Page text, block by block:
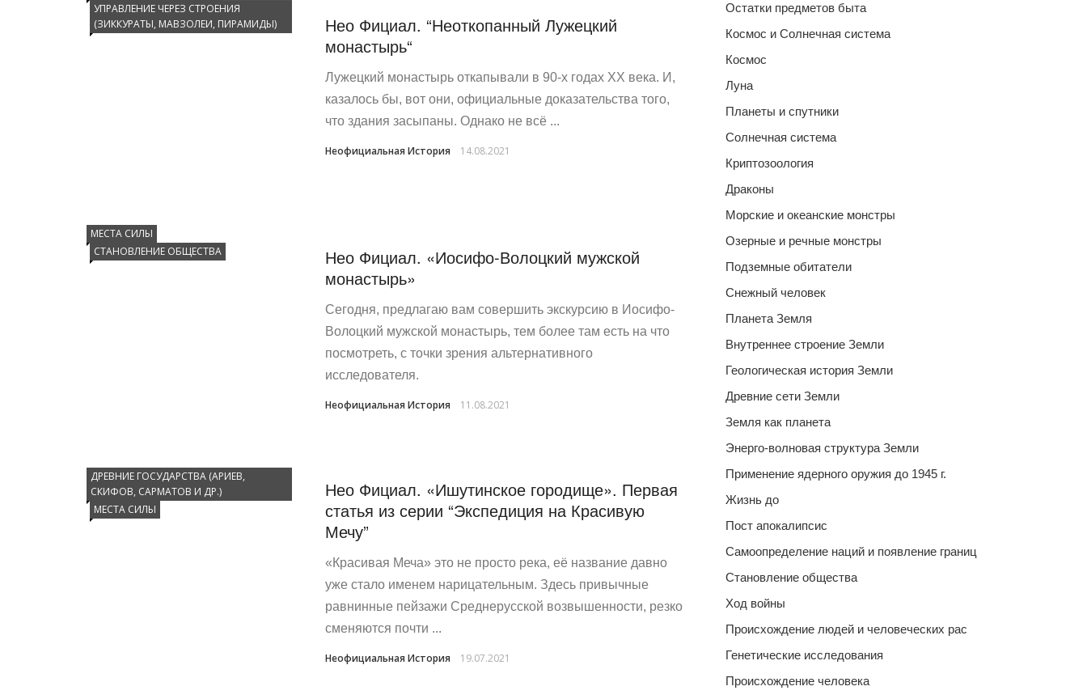
УПРАВЛЕНИЕ ЧЕРЕЗ СТРОЕНИЯ
(ЗИККУРАТЫ, МАВЗОЛЕИ, ПИРАМИДЫ)
Нео Фициал. “Неоткопанный Лужецкий
монастырь“
Лужецкий монастырь откапывали в 90-х годах ХХ века. И,
казалось бы, вот они, официальные доказательства того,
что здания засыпаны. Однако не всё ...
Неофициальная История 14.08.2021
МЕСТА СИЛЫ
СТАНОВЛЕНИЕ ОБЩЕСТВА
Нео Фициал. «Иосифо-Волоцкий мужской
монастырь»
Сегодня, предлагаю вам совершить экскурсию в Иосифо-
Волоцкий мужской монастырь, тем более там есть на что
посмотреть, с точки зрения альтернативного
исследователя.
Неофициальная История 11.08.2021
ДРЕВНИЕ ГОСУДАРСТВА (АРИЕВ,
СКИФОВ, САРМАТОВ И ДР.)
МЕСТА СИЛЫ
Нео Фициал. «Ишутинское городище». Первая
статья из серии “Экспедиция на Красивую
Мечу”
«Красивая Меча» это не просто река, её название давно
уже стало именем нарицательным. Здесь привычные
равнинные пейзажи Среднерусской возвышенности, резко
сменяются почти ...
Неофициальная История 19.07.2021
Остатки предметов быта
Космос и Солнечная система
Космос
Луна
Планеты и спутники
Солнечная система
Криптозоология
Драконы
Морские и океанские монстры
Озерные и речные монстры
Подземные обитатели
Снежный человек
Планета Земля
Внутреннее строение Земли
Геологическая история Земли
Древние сети Земли
Земля как планета
Энерго-волновая структура Земли
Применение ядерного оружия до 1945 г.
Жизнь до
Пост апокалипсис
Самоопределение наций и появление границ
Становление общества
Ход войны
Происхождение людей и человеческих рас
Генетические исследования
Происхождение человека